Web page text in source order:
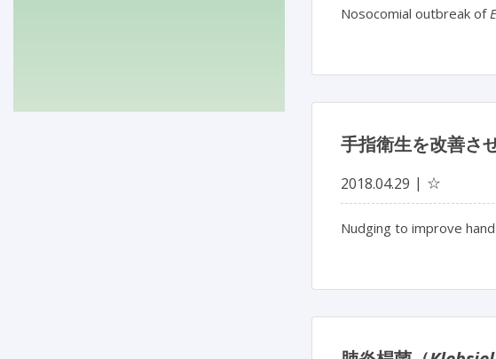
Nosocomial outbreak of
手指衛生を改善さ
2018.04.29 ☆
Nudging to improve